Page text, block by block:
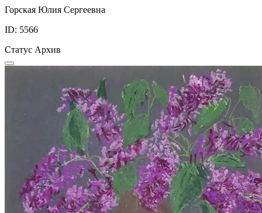
Горская Юлия Сергеевна
ID: 5566
Статус Архив